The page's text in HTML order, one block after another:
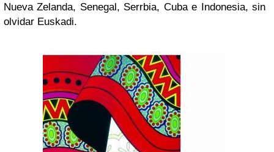
Nueva Zelanda, Senegal, Serrbia, Cuba e Indonesia, sin
olvidar Euskadi.